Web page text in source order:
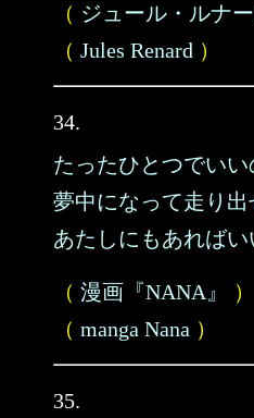
（ ジュール・ルナ
（ Jules Renard ）
34.
たったひとつでいい
夢中になって走り出
あたしにもあればい
（ 漫画『NANA』
）
（ manga Nana ）
35.